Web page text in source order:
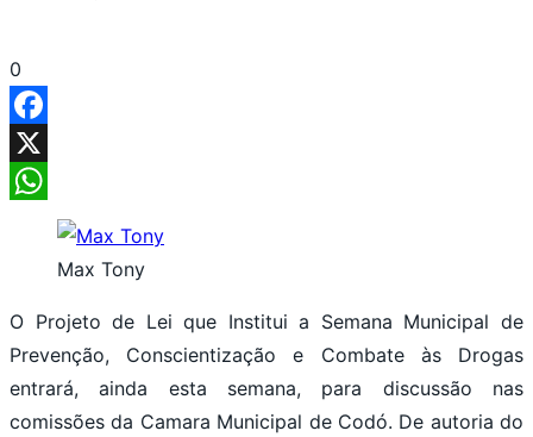
0
Facebook
X
WhatsApp
Max Tony
O Projeto de Lei que Institui a Semana Municipal de
Prevenção, Conscientização e Combate às Drogas
entrará, ainda esta semana, para discussão nas
comissões da Camara Municipal de Codó. De autoria do